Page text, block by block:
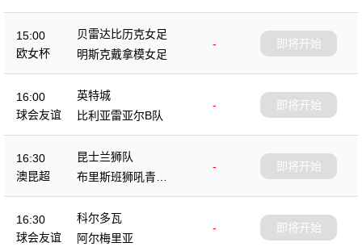
15:00
欧女杯
贝雷达比历克女足
-
明斯克戴拿模女足
即将开始
16:00
球会友谊
英特城
-
比利亚雷亚尔B队
即将开始
16:30
澳昆超
昆士兰狮队
-
布里斯班狮吼青年
队
即将开始
16:30
球会友谊
科尔多瓦
-
阿尔梅里亚
即将开始